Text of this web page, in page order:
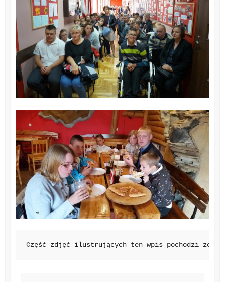
Część zdjęć ilustrujących ten wpis pochodzi ze